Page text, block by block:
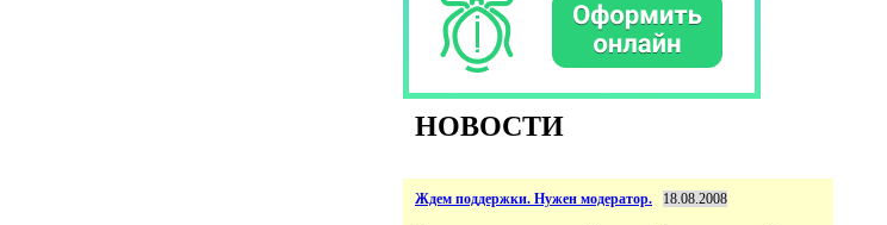
НОВОСТИ
Ждем поддержки. Нужен модератор. 18.08.2008